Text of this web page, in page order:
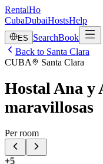
RentalHo
CubaDubaiHostsHelp
ES SearchBook
Back to Santa Clara
CUBA
Santa Clara
Hostal Ana y
maravillosas
Per room
+5